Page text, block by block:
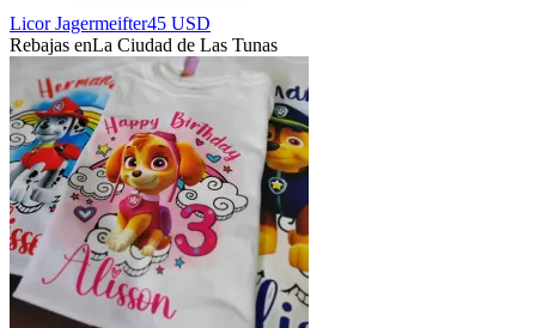
Licor Jagermeifter45 USD
Rebajas enLa Ciudad de Las Tunas